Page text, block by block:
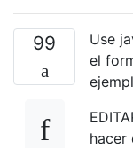
99
Use
el
hacer